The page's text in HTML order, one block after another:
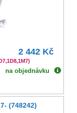
2 442 Kč
na objednávku
(748242)